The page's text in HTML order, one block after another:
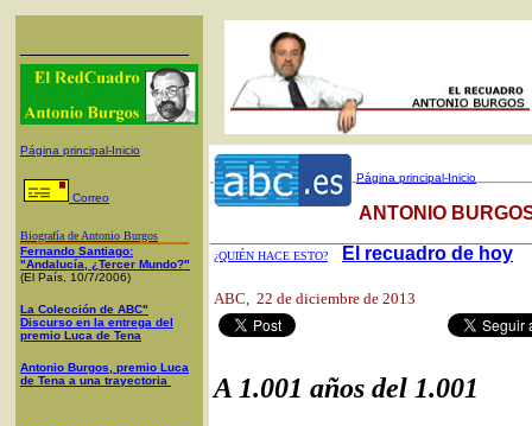
Página principal-Inicio
Correo
Biografía de Antonio Burgos
Fernando Santiago:
"Andalucía, ¿Tercer Mundo?"
(El País, 10/7/2006)
La Colección de ABC"
Discurso en la entrega del
premio Luca de Tena
Antonio Burgos, premio Luca
de Tena a una trayectoria
Página principal-Inicio
¿QUIÉN HACE ESTO? El recuadro de hoy
ANTONIO
ABC, 22 de diciembre de 2013
A 1.001 años del 1.001